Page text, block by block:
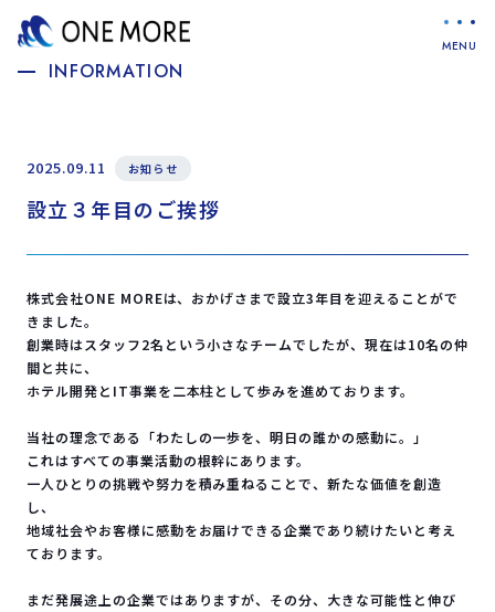
INFORMATION
2025.09.11 お知らせ
設立３年目のご挨拶
株式会社ONE MOREは、おかげさまで設立3年目を迎えることがで
きました。
創業時はスタッフ2名という小さなチームでしたが、現在は10名の仲
間と共に、
ホテル開発とIT事業を二本柱として歩みを進めております。
当社の理念である「わたしの一歩を、明日の誰かの感動に。」
これはすべての事業活動の根幹にあります。
一人ひとりの挑戦や努力を積み重ねることで、新たな価値を創造
し、
地域社会やお客様に感動をお届けできる企業であり続けたいと考え
ております。
まだ発展途上の企業ではありますが、その分、大きな可能性と伸び